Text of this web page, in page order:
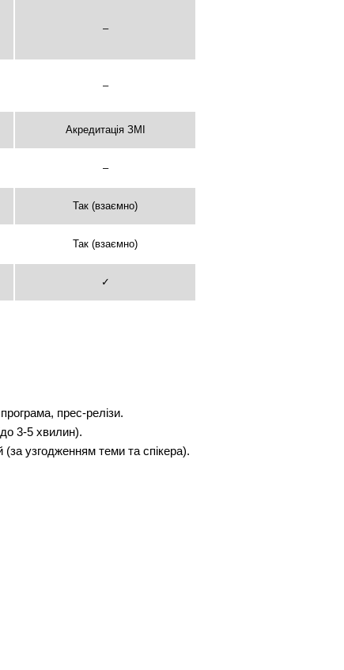
–
–
Акредитація ЗМІ
–
Так (взаємно)
Так (взаємно)
✓
прес-релізи.
3-5 хвилин).
(за узгодженням теми та спікера).